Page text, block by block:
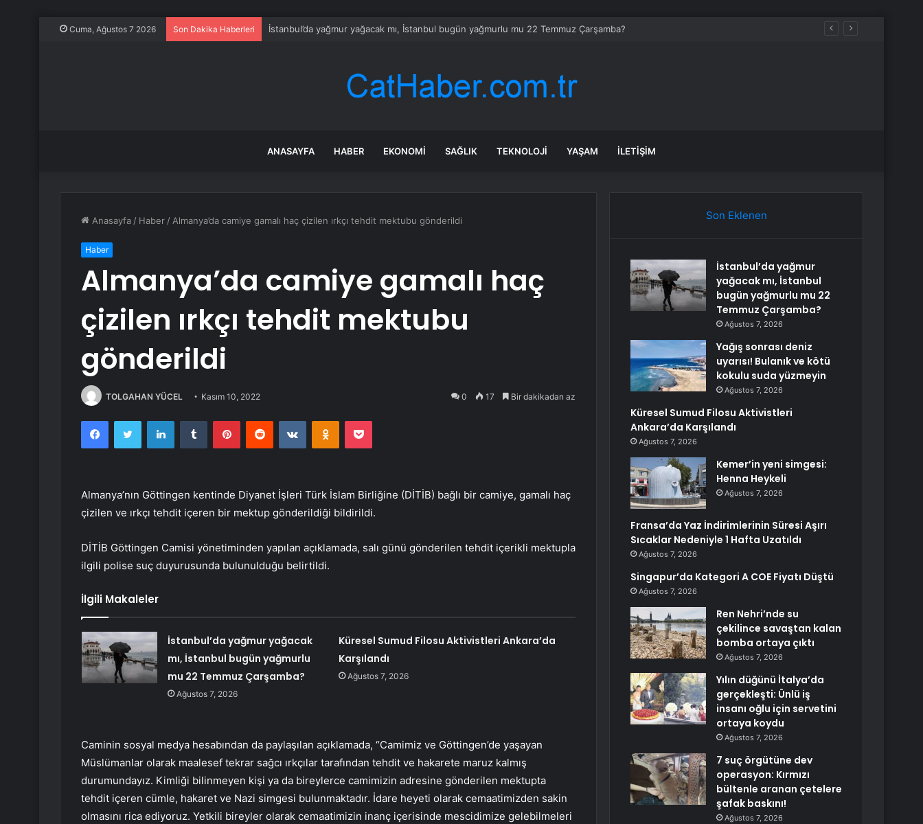
Cuma, Ağustos 7 2026 Son Dakika Haberleri Yağış sonrası deniz uyarısı! Bulanık ve kötü kokulu suda yüzmeyin
ANASAYFA HABER EKONOMI SAĞLIK TEKNOLOJI YAŞAM İLETIŞIM
Anasayfa / Haber / Almanya’da camiye gamalı haç çizilen ırkçı tehdit mektubu gönderildi
Haber
Almanya’da camiye gamalı haç
çizilen ırkçı tehdit mektubu
gönderildi
TOLGAHAN YÜCEL Kasım 10, 2022 0 17 Bir dakikadan az
FacebookTwitter LinkedInTumblr PinterestReddit VKontakteOdnoklassniki
Pocket
Almanya’nın Göttingen kentinde Diyanet İşleri Türk İslam Birliğine (DİTİB) bağlı bir camiye, gamalı haç
çizilen ve ırkçı tehdit içeren bir mektup gönderildiği bildirildi.
DİTİB Göttingen Camisi yönetiminden yapılan açıklamada, salı günü gönderilen tehdit içerikli mektupla
ilgili polise suç duyurusunda bulunulduğu belirtildi.
İlgili Makaleler
İstanbul’da yağmur yağacak
mı, İstanbul bugün yağmurlu
mu 22 Temmuz Çarşamba?
Ağustos 7, 2026
Küresel Sumud Filosu Aktivistleri Ankara’da
Karşılandı
Ağustos 7, 2026
Caminin sosyal medya hesabından da paylaşılan açıklamada, “Camimiz ve Göttingen’de yaşayan
Müslümanlar olarak maalesef tekrar sağcı ırkçılar tarafından tehdit ve hakarete maruz kalmış
durumundayız. Kimliği bilinmeyen kişi ya da bireylerce camimizin adresine gönderilen mektupta
tehdit içeren cümle, hakaret ve Nazi simgesi bulunmaktadır. İdare heyeti olarak cemaatimizden sakin
olmasını rica ediyoruz. Yetkili bireyler olarak cemaatimizin inanç içerisinde mescidimize gelebilmeleri
Son Eklenen
İstanbul’da yağmur
yağacak mı, İstanbul
bugün yağmurlu mu 22
Temmuz Çarşamba?
Ağustos 7, 2026
Yağış sonrası deniz
uyarısı! Bulanık ve kötü
kokulu suda yüzmeyin
Ağustos 7, 2026
Küresel Sumud Filosu Aktivistleri
Ankara’da Karşılandı
Ağustos 7, 2026
Kemer’in yeni simgesi:
Henna Heykeli
Ağustos 7, 2026
Fransa’da Yaz İndirimlerinin Süresi Aşırı
Sıcaklar Nedeniyle 1 Hafta Uzatıldı
Ağustos 7, 2026
Singapur’da Kategori A COE Fiyatı Düştü
Ağustos 7, 2026
Ren Nehri’nde su
çekilince savaştan kalan
bomba ortaya çıktı
Ağustos 7, 2026
Yılın düğünü İtalya’da
gerçekleşti: Ünlü iş
insanı oğlu için servetini
ortaya koydu
Ağustos 7, 2026
7 suç örgütüne dev
operasyon: Kırmızı
bültenle aranan çetelere
şafak baskını!
Ağustos 7, 2026